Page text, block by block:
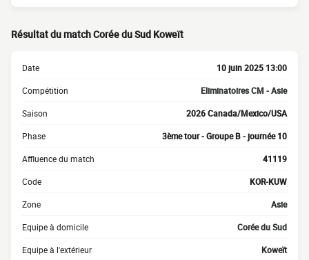
Résultat du match Corée du Sud Koweït
Date 10 juin 2025 13:00
Compétition Eliminatoires CM - Asie
Saison 2026 Canada/Mexico/USA
Phase 3ème tour - Groupe B - journée 10
Affluence du match 41119
Code KOR-KUW
Zone Asie
Equipe à domicile Corée du Sud
Equipe à l'extérieur Koweït